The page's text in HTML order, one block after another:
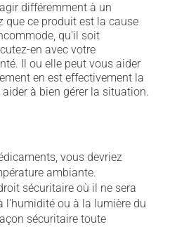
différemment à un
que ce produit est la cause
qu'il soit
en avec votre
Il ou elle peut vous aider
en est effectivement la
à bien gérer la situation.
vous devriez
ambiante.
sécuritaire où il ne sera
l'humidité ou à la lumière du
sécuritaire toute